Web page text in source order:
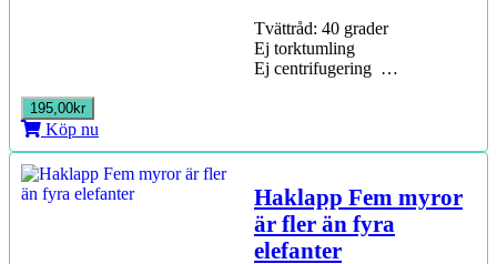
Tvättråd: 40 grader
Ej torktumling
Ej centrifugering …
195,00kr
Köp nu
Haklapp Fem myror
är fler än fyra
elefanter